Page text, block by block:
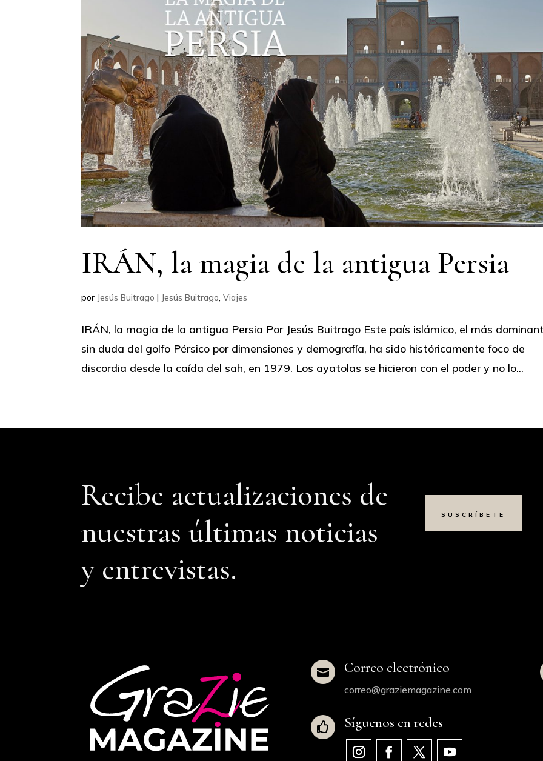
IRÁN, la magia de la antigua Persia
por Jesús Buitrago | Jesús Buitrago ,Viajes
IRÁN, la magia de la antigua Persia Por Jesús Buitrago Este país islámico, el más
sin duda del golfo Pérsico por dimensiones y demografía, ha sido históricamente foco de
discordia desde la caída del sah, en 1979. Los ayatolas se hicieron con el poder y no lo...
Recibe actualizaciones de
nuestras últimas noticias
y entrevistas.
SUSCRÍBETE
 Correo electrónico
correo@graziemagazine.com
 Síguenos en redes